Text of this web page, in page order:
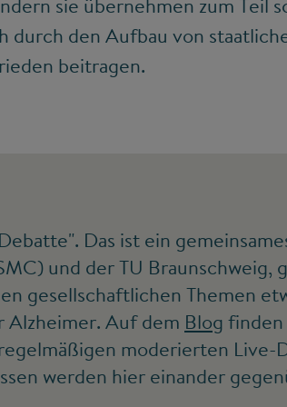
sie übernehmen zum Teil
durch den Aufbau von
beitragen.
Das ist ein
und der TU
gesellschaftlichen Themen
Alzheimer. Auf dem Blog
moderierten
werden hier einander